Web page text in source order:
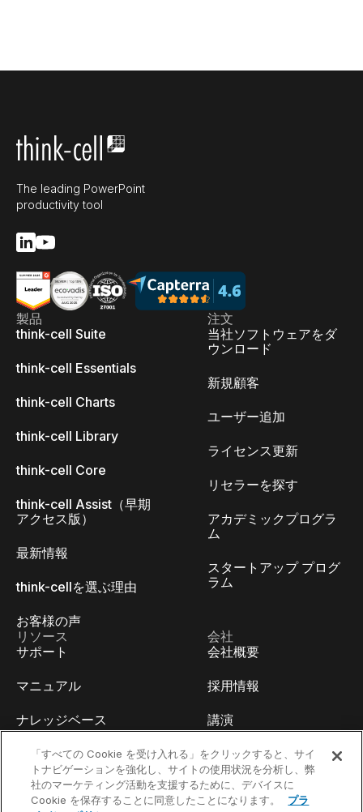
The leading PowerPoint
productivity tool
製品
think-cell Suite
think-cell Essentials
think-cell Charts
think-cell Library
think-cell Core
think-cell Assist（早期
アクセス版）
最新情報
think-cellを選ぶ理由
お客様の声
注文
当社ソフトウェアをダ
ウンロード
新規顧客
ユーザー追加
ライセンス更新
リセラーを探す
アカデミックプログラ
ム
スタートアップ プログ
ラム
リソース
サポート
マニュアル
ナレッジベース
think-cell Academy
ビデオチュートリアル
会社
会社概要
採用情報
講演
イベント
開発者ブログ
「すべての Cookie を受け入れる」をクリックすると、サイ
トナビゲーションを強化し、サイトの使用状況を分析し、弊
社のマーケティング活動を支援するために、デバイスに
Cookie を保存することに同意したことになります。
プラ